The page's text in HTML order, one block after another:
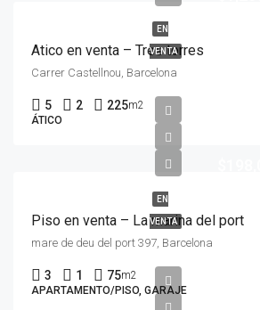
EN
VENTA
Atico en venta – Tres torres
Carrer Castellnou, Barcelona
5 2 225m2
ÁTICO
EN
VENTA
Piso en venta – La marina del port
mare de deu del port 397, Barcelona
3 1 75m2
APARTAMENTO/PISO, GARAJE